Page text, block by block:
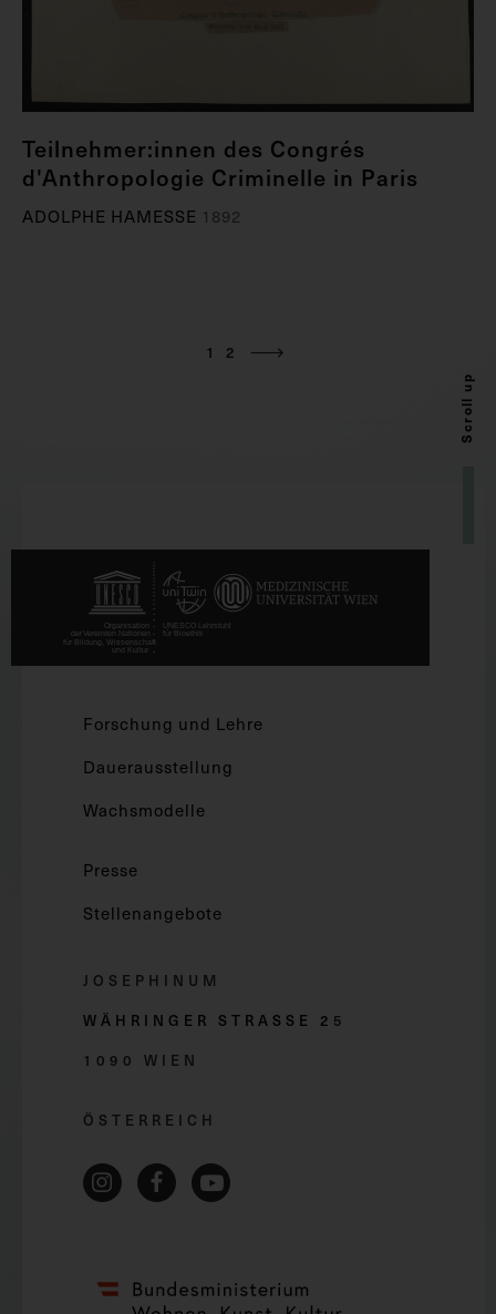
Teilnehmer:innen des Congrés
d'Anthropologie Criminelle in Paris
ADOLPHE HAMESSE 1892
1 2
Scroll up
Forschung und Lehre
Dauerausstellung
Wachsmodelle
Presse
Stellenangebote
JOSEPHINUM
WÄHRINGER STRASSE 2 5
1090 WIEN
ÖSTERREICH